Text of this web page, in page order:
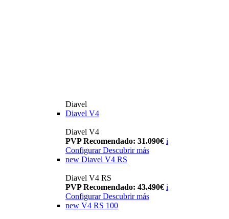
Diavel
Diavel V4
Diavel V4
PVP Recomendado: 31.090€ i
Configurar Descubrir más
new Diavel V4 RS
Diavel V4 RS
PVP Recomendado: 43.490€ i
Configurar Descubrir más
new V4 RS 100